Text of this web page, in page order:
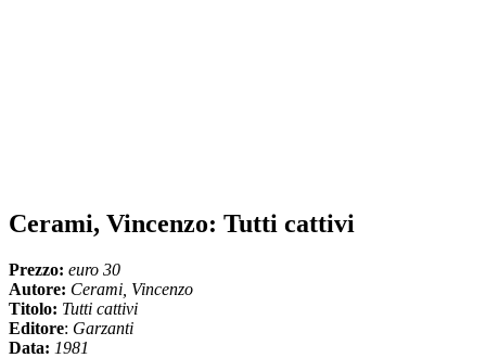
Cerami, Vincenzo: Tutti cattivi
Prezzo: euro 30
Autore: Cerami, Vincenzo
Titolo: Tutti cattivi
Editore: Garzanti
Data: 1981